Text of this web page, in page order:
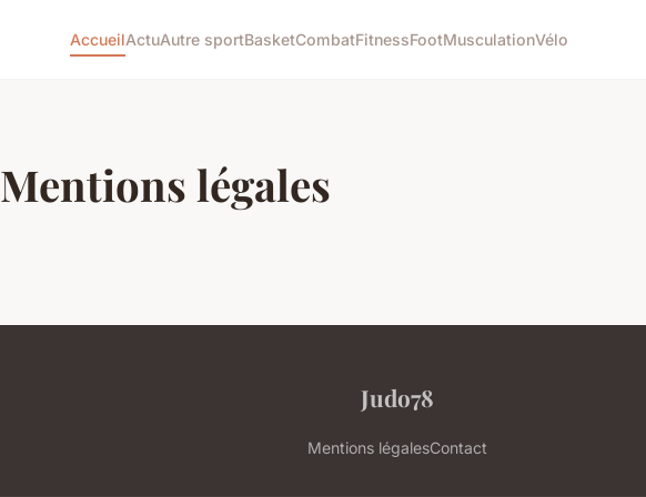
AccueilActuAutre sportBasketCombatFitnessFootMusculationVélo
Mentions légales
Judo78
Mentions légalesContact